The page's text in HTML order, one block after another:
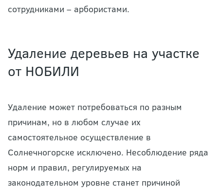
сотрудниками – арбористами.
Удаление деревьев на участке
от НОБИЛИ
Удаление может потребоваться по разным
причинам, но в любом случае их
самостоятельное осуществление в
Солнечногорске исключено. Несоблюдение ряда
норм и правил, регулируемых на
законодательном уровне станет причиной